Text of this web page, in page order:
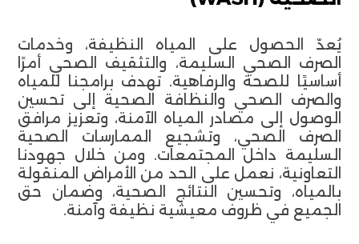
يُعدّ الحصول على المياه النظيفة، وخدمات
الصرف الصحي السليمة، والتثقيف الصحي أمرًا
أساسيًا للصحة والرفاهية. تهدف برامجنا للمياه
والصرف الصحي والنظافة الصحية إلى تحسين
الوصول إلى مصادر المياه الآمنة، وتعزيز مرافق
الصرف الصحي، وتشجيع الممارسات الصحية
السليمة داخل المجتمعات. ومن خلال جهودنا
التعاونية، نعمل على الحد من الأمراض المنقولة
بالمياه، وتحسين النتائج الصحية، وضمان حق
الجميع في ظروف معيشية نظيفة وآمنة.